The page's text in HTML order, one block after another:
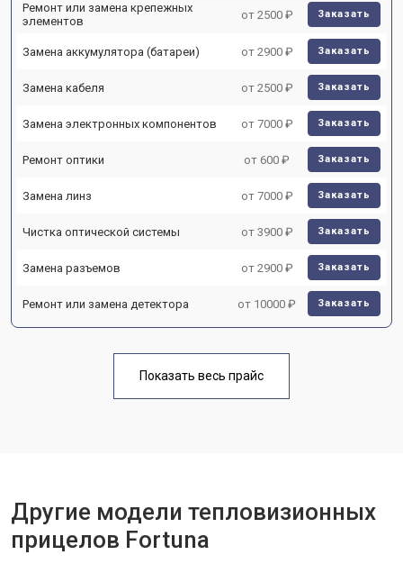
Ремонт или замена крепежных
элементов
от 2500 ₽ Заказать
Замена аккумулятора (батареи) от 2900 ₽ Заказать
Замена кабеля от 2500 ₽ Заказать
Замена электронных компонентов от 7000 ₽ Заказать
Ремонт оптики от 600 ₽ Заказать
Замена линз от 7000 ₽ Заказать
Чистка оптической системы от 3900 ₽ Заказать
Замена разъемов от 2900 ₽ Заказать
Ремонт или замена детектора от 10000 ₽ Заказать
Показать весь прайс
Другие модели тепловизионных
прицелов Fortuna